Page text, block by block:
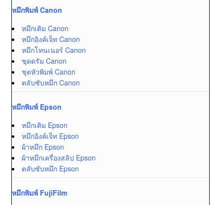
หมึกพิมพ์ Canon
หมึกเติม Canon
หมึกอิงค์เจ็ท Canon
หมึกโทนเนอร์ Canon
ชุดดรัม Canon
ชุดหัวพิมพ์ Canon
ตลับซับหมึก Canon
หมึกพิมพ์ Epson
หมึกเติม Epson
หมึกอิงค์เจ็ท Epson
ผ้าหมึก Epson
ผ้าหมึกเครื่องสลิป Epson
ตลับซับหมึก Epson
หมึกพิมพ์ FujiFilm